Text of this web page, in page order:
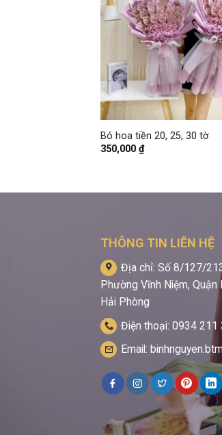
Bó hoa tiền 20, 25, 30 tờ
350,000 ₫
THÔNG TIN LIÊN HỆ
Địa chỉ: Số 8/127/
Phường Vĩnh Niệm, Quận
Hải Phòng
Điện thoại: 0934 211
Email: